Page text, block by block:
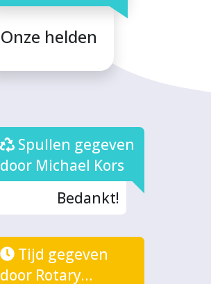
Onze helden
Spullen gegeven
door Michael Kors
Bedankt!
Tijd gegeven
door Rotary